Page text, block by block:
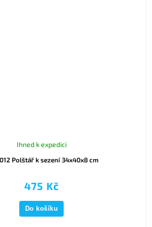
Polštář k sezení 34x40x8 cm
Ihned k expedici
475 Kč
Do košíku